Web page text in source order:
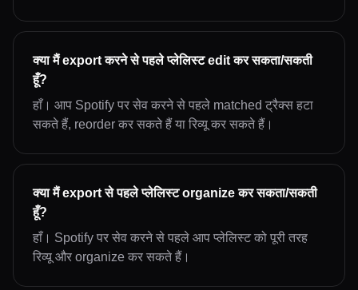
क्या मैं export करने से पहले प्लेलिस्ट edit कर सकता/सकती
हूँ?
हाँ। आप Spotify पर सेव करने से पहले matched ट्रैक्स हटा
सकते हैं, reorder कर सकते हैं या रिव्यू कर सकते हैं।
क्या मैं export से पहले प्लेलिस्ट organize कर सकता/सकती
हूँ?
हाँ। Spotify पर सेव करने से पहले आप प्लेलिस्ट को पूरी तरह
रिव्यू और organize कर सकते हैं।